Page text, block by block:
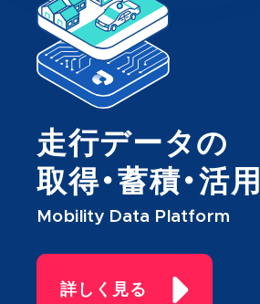
走行データの
取得・蓄積・活用
Mobility Data Platform
詳しく見る